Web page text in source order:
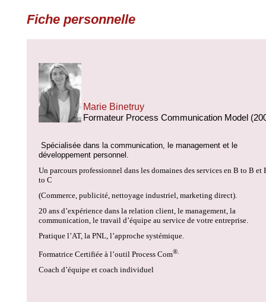
Fiche personnelle
Marie Binetruy
Formateur Process Communication Model
Spécialisée dans la communication, le management et le
développement personnel.
Un parcours professionnel dans les domaines des services en B to B et
to C
(Commerce, publicité, nettoyage industriel, marketing direct).
20 ans d’expérience dans la relation client, le management, la
communication, le travail d’équipe au service de votre entreprise.
Pratique l’AT, la PNL, l’approche systémique.
Formatrice Certifiée à l’outil Process Com®.
Coach d’équipe et coach individuel